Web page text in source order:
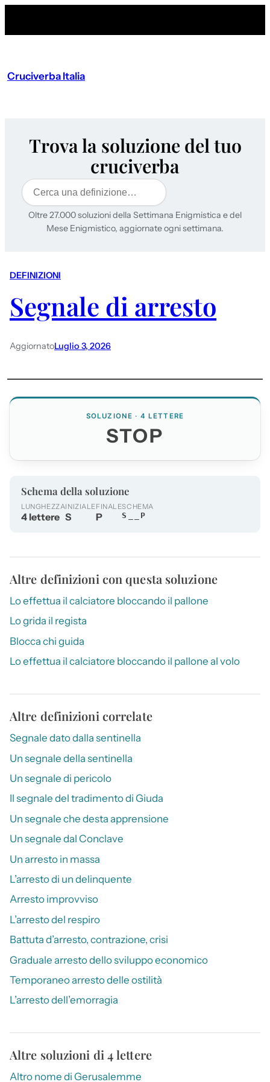
Cruciverba Italia
Trova la soluzione del tuo
cruciverba
Cerca
Oltre 27.000 soluzioni della Settimana Enigmistica e del
Mese Enigmistico, aggiornate ogni settimana.
DEFINIZIONI
Segnale di arresto
AggiornatoLuglio 3, 2026
SOLUZIONE · 4 LETTERE
STOP
Schema della soluzione
LUNGHEZZA
4 lettere
INIZIALE
S
FINALE
P
SCHEMA
S__P
Altre definizioni con questa soluzione
Lo effettua il calciatore bloccando il pallone
Lo grida il regista
Blocca chi guida
Lo effettua il calciatore bloccando il pallone al volo
Altre definizioni correlate
Segnale dato dalla sentinella
Un segnale della sentinella
Un segnale di pericolo
Il segnale del tradimento di Giuda
Un segnale che desta apprensione
Un segnale dal Conclave
Un arresto in massa
L’arresto di un delinquente
Arresto improvviso
L’arresto del respiro
Battuta d’arresto, contrazione, crisi
Graduale arresto dello sviluppo economico
Temporaneo arresto delle ostilità
L’arresto dell’emorragia
Altre soluzioni di 4 lettere
Altro nome di Gerusalemme